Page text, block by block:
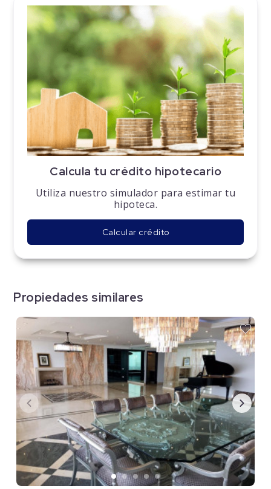
Calcula tu crédito hipotecario
Utiliza nuestro simulador para estimar tu
hipoteca.
Calcular crédito
Propiedades similares